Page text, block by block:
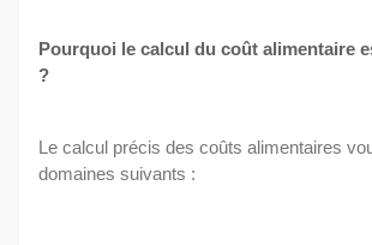
Pourquoi le calcul du coût alimentaire
?
Le calcul précis des coûts alimentaires
domaines suivants :